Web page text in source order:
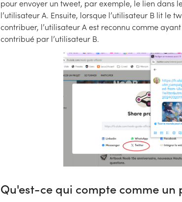
pour envoyer un tweet, par exemple, le lien dans
l’utilisateur A. Ensuite, lorsque l’utilisateur B lit le
contribuer, l’utilisateur A est reconnu comme
contribué par l’utilisateur B.
Qu'est-ce qui compte comme un